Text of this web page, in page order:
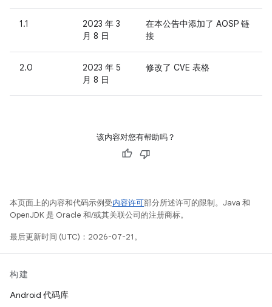
1.1
2023 年 3
月 8 日
在本公告中添加了 AOSP 链
接
2.0
2023 年 5
月 8 日
修改了 CVE 表格
该内容对您有帮助吗？
本页面上的内容和代码示例受内容许可部分所述许可的限制。Java 和
OpenJDK 是 Oracle 和/或其关联公司的注册商标。
最后更新时间 (UTC)：2026-07-21。
构建
Android 代码库